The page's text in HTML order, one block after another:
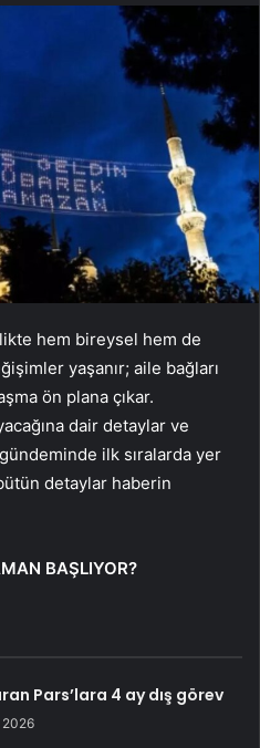
hem bireysel hem de
yaşanır; aile bağları
ön plana çıkar.
dair detaylar ve
ilk sıralarda yer
detaylar haberin
BAŞLIYOR?
Pars’lara 4 ay dış görev
2026